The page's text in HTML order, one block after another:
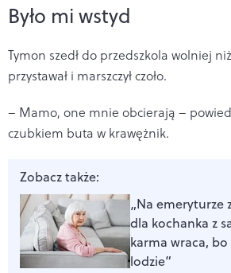
Było mi wstyd
Tymon szedł do przedszkola wolniej
przystawał i marszczył czoło.
– Mamo, one mnie obcierają –
czubkiem buta w krawężnik.
Zobacz także:
„Na emeryturze
dla kochanka z
karma wraca, bo
lodzie”